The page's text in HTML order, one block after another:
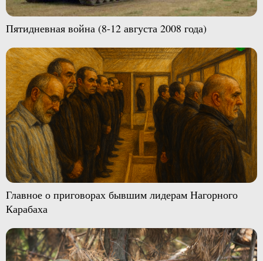
Пятидневная война (8-12 августа 2008 года)
Главное о приговорах бывшим лидерам Нагорного
Карабаха